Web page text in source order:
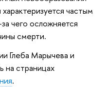
частым
чего осложняется
смерти.
Глеба Марычева и
на страницах
.